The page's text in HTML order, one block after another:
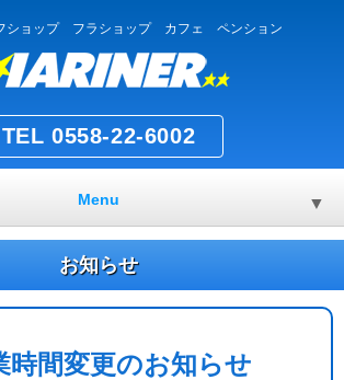
ショップ フラショップ カフェ ペンション
TEL 0558-22-6002
Menu ▼
お知らせ
時間変更のお知らせ